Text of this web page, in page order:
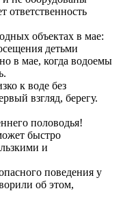
ответственность
объектах в мае:
детьми
в мае, когда водоемы
к воде без
взгляд, берегу.
половодья!
быстро
и
поведения у
об этом,